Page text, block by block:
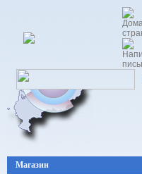
Магазин